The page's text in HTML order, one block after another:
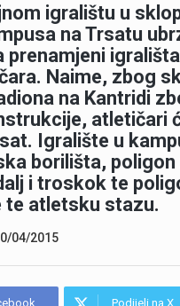
igralištu u
na Trsatu
prenamjeni
Naime, zbog
na Kantridi
atletičari
Igralište u
borilišta,
i troskok te
te atletsku stazu.
04/2015
Podijeli na X